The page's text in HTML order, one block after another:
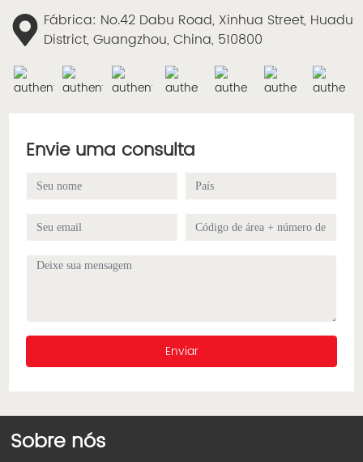
certificado ETL e venda
muito quente no Reino
Unido, EUA, Alemanha,
Itália e assim por diante.
Bem-vindo para visitar
Fábrica: No.42 Dabu Road, Xinhua Street, Huadu
District, Guangzhou, China, 510800
Envie uma consulta
Enviar
Sobre nós